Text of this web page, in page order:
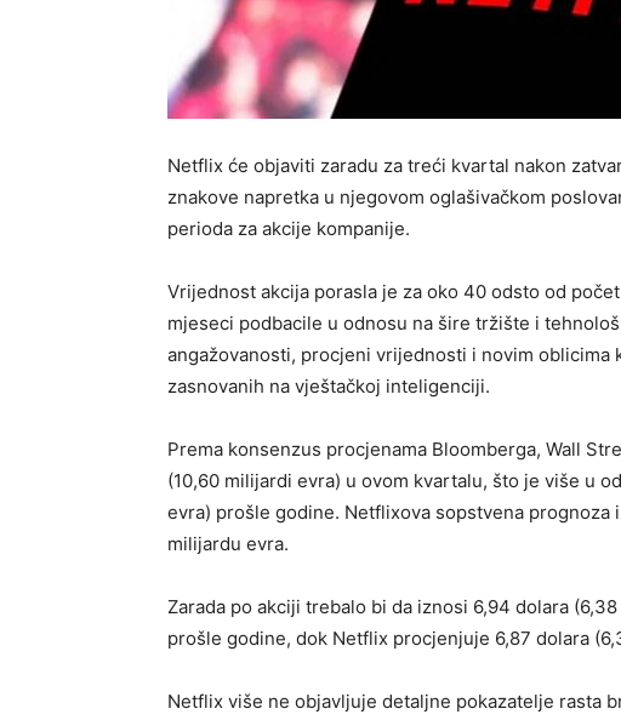
Netflix će objaviti zaradu za treći kvartal nakon
znakove napretka u njegovom oglašivačkom
perioda za akcije kompanije.
Vrijednost akcija porasla je za oko 40 odsto od
mjeseci podbacile u odnosu na šire tržište i
angažovanosti, procjeni vrijednosti i novim
zasnovanih na vještačkoj inteligenciji.
Prema konsenzus procjenama Bloomberga, Wall
(10,60 milijardi evra) u ovom kvartalu, što je više u
evra) prošle godine. Netflixova sopstvena prognoza
milijardu evra.
Zarada po akciji trebalo bi da iznosi 6,94 dolara
prošle godine, dok Netflix procjenjuje 6,87 dolara
Netflix više ne objavljuje detaljne pokazatelje rasta